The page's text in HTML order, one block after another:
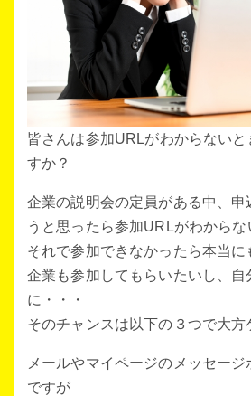
皆さんは参加URLがわからないと
すか？
企業の説明会の定員がある中、申
うと思ったら参加URLがわからな
それで参加できなかったら本当に
企業も参加してもらいたいし、
に・・・
そのチャンスは以下の３つで大方
メールやマイページのメッセー
ですが